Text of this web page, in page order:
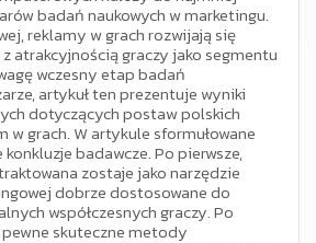
badań naukowych w marketingu.
reklamy w grach rozwijają się
atrakcyjnością graczy jako segmentu
wczesny etap badań
artykuł ten prezentuje wyniki
dotyczących postaw polskich
w grach. W artykule sformułowane
badawcze. Po pierwsze,
zostaje jako narzędzie
dobrze dostosowane do
współczesnych graczy. Po
pewne skuteczne metody